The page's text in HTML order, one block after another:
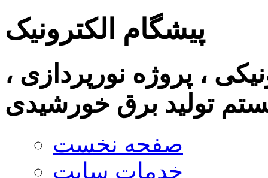
پیشگام الکترونیک
، پروژه نورپردازی ،
تولید برق خورشیدی
صفحه نخست
خدمات سایت